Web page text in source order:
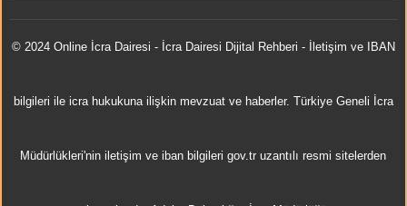
© 2024 Online İcra Dairesi - İcra Dairesi Dijital Rehberi - İletişim ve IBAN
bilgileri ile icra hukukuna ilişkin mevzuat ve haberler. Türkiye Geneli İcra
Müdürlükleri'nin iletişim ve iban bilgileri gov.tr uzantılı resmi sitelerden